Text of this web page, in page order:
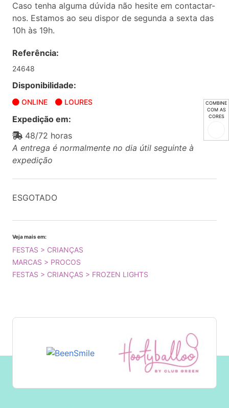
COMBINE
COM AS
CORES
Caso tenha alguma dúvida não hesite em contactar-
nos. Estamos ao seu dispor de segunda a sexta das
10h às 19h.
Referência:
24648
Disponibilidade:
ONLINE LOURES
Expedição em:
48/72 horas
A entrega é normalmente no dia útil seguinte à
expedição
ESGOTADO
Veja mais em:
FESTAS > CRIANÇAS
MARCAS > PROCOS
FESTAS > CRIANÇAS > FROZEN LIGHTS